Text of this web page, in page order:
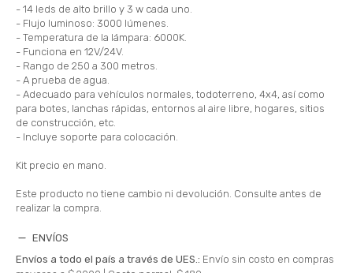
- 14 leds de alto brillo y 3 w cada uno.
- Flujo luminoso: 3000 lúmenes.
- Temperatura de la lámpara: 6000K.
- Funciona en 12V/24V.
- Rango de 250 a 300 metros.
- A prueba de agua.
- Adecuado para vehículos normales, todoterreno, 4x4, así como
para botes, lanchas rápidas, entornos al aire libre, hogares, sitios
de construcción, etc.
- Incluye soporte para colocación.
Kit precio en mano.
Este producto no tiene cambio ni devolución. Consulte antes de
realizar la compra.
ENVÍOS
Envíos a todo el país a través de UES.: Envío sin costo en compras